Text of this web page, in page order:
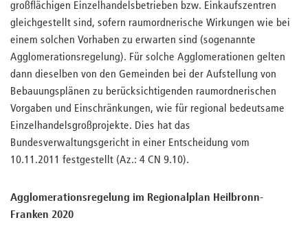
großflächigen Einzelhandelsbetrieben bzw. Einkaufszentren
gleichgestellt sind, sofern raumordnerische Wirkungen wie bei
einem solchen Vorhaben zu erwarten sind (sogenannte
Agglomerationsregelung). Für solche Agglomerationen gelten
dann dieselben von den Gemeinden bei der Aufstellung von
Bebauungsplänen zu berücksichtigenden raumordnerischen
Vorgaben und Einschränkungen, wie für regional bedeutsame
Einzelhandelsgroßprojekte. Dies hat das
Bundesverwaltungsgericht in einer Entscheidung vom
10.11.2011 festgestellt (Az.: 4 CN 9.10).
Agglomerationsregelung im Regionalplan Heilbronn-
Franken 2020